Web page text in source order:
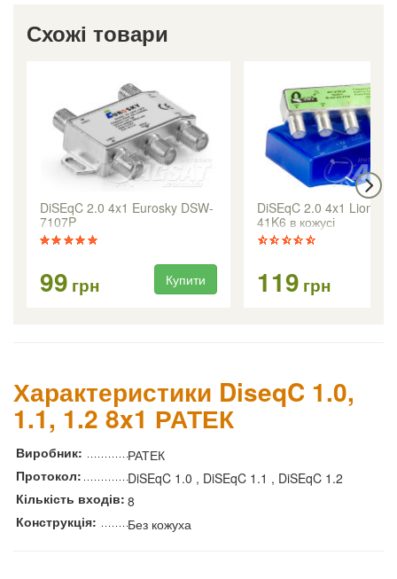
Схожі товари
DiSEqC 2.0 4x1 Eurosky DSW-
7107P
99 грн Купити
DiSEqC 2.0 4x1 Lionsat
41K6 в кожусі
119 грн
Характеристики DiseqC 1.0,
1.1, 1.2 8x1 РАТЕК
Виробник:
РАТЕК
Протокол:
DiSEqC 1.0 , DiSEqC 1.1 , DiSEqC 1.2
Кількість входів: 8
Конструкція:
Без кожуха